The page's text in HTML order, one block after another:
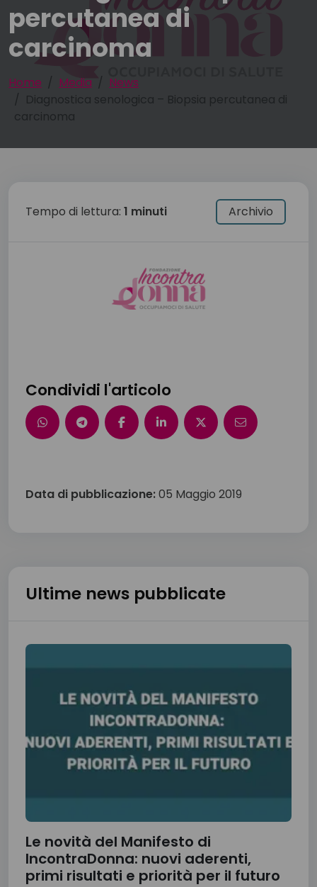
percutanea di
carcinoma
Home Media
News
Diagnostica senologica – Biopsia percutanea di
carcinoma
Tempo di lettura: 1 minuti Archivio
Condividi l'articolo
Data di pubblicazione:05 Maggio 2019
Ultime news pubblicate
Le novità del Manifesto di
IncontraDonna: nuovi aderenti,
primi risultati e priorità per il futuro